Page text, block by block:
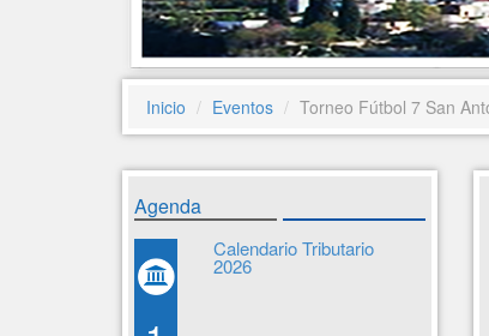
Inicio Eventos Torneo Fútbol 7 San
Agenda
Calendario Tributario
2026